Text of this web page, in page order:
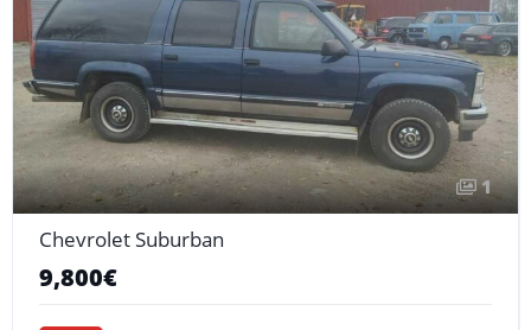
1
Chevrolet Suburban
9,800€